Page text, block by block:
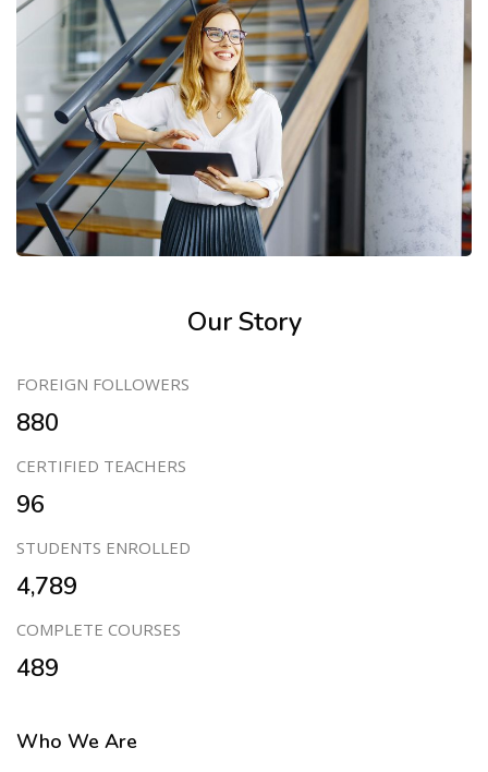
Our Story
FOREIGN FOLLOWERS
880
CERTIFIED TEACHERS
96
STUDENTS ENROLLED
4,789
COMPLETE COURSES
489
Who We Are